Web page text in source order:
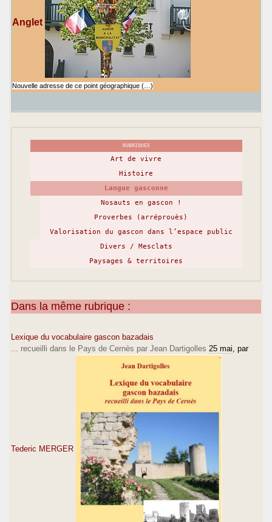
Anglet
Nouvelle adresse de ce point géographique (…)
RUBRIQUES
Art de vivre
Histoire
Langue gasconne
Nosauts en gascon !
Proverbes (arréprouès)
Valorisation du gascon dans l’espace public
Divers / Mesclats
Paysages & territoires
Dans la même rubrique :
Lexique du vocabulaire gascon bazadais
... recueilli dans le Pays de Cernès par Jean Dartigolles 25 mai , par
Tederic MERGER